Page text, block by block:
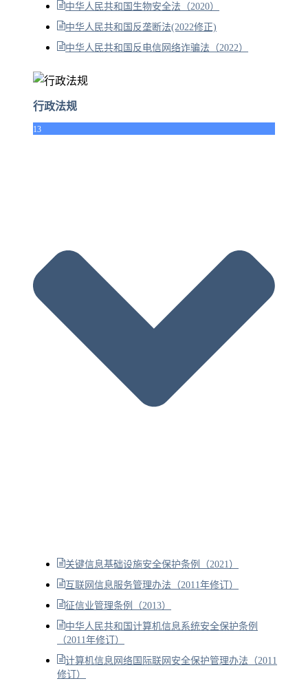
中华人民共和国生物安全法（2020）
中华人民共和国反垄断法(2022修正)
中华人民共和国反电信网络诈骗法（2022）
行政法规
13
关键信息基础设施安全保护条例（2021）
互联网信息服务管理办法（2011年修订）
征信业管理条例（2013）
中华人民共和国计算机信息系统安全保护条例
（2011年修订）
计算机信息网络国际联网安全保护管理办法（2011
修订）